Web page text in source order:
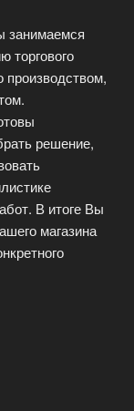
занимаемся
торгового
производством,
решение,
В итоге Вы
магазина